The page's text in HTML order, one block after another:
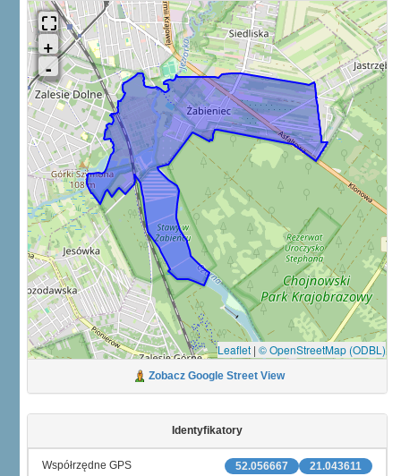
Leaflet | © OpenStreetMap (ODBL)
Zobacz Google Street View
Identyfikatory
21.043611
52.056667
Współrzędne GPS